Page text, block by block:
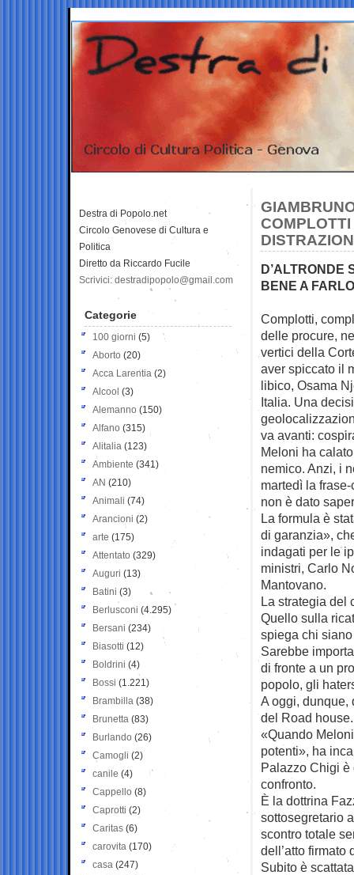
D’ALTRONDE
BENE A FARLO
Complotti,
delle procure,
vertici della
aver spiccato il
libico, Osama
Italia. Una
va avanti:
Meloni ha
nemico. Anzi, i
martedì la
non è dato
La formula è
di garanzia»,
indagati per le
ministri, Carlo
Mantovano.
La strategia del
Quello sulla
spiega chi
Sarebbe
di fronte a un
popolo, gli
A oggi, dunque,
del Road
«Quando
potenti», ha
Palazzo Chigi è
confronto.
È la dottrina
sottosegretario
scontro totale
dell’atto firmato
Subito è
Destra di Popolo.net
Circolo Genovese di Cultura e
Politica
Diretto da Riccardo Fucile
Scrivici: destradipopolo@gmail.com
Categorie
100 giorni (5)
Aborto (20)
Acca Larentia (2)
Alcool (3)
Alemanno (150)
Alfano (315)
Alitalia (123)
Ambiente (341)
AN (210)
Animali (74)
Arancioni (2)
arte (175)
Attentato (329)
Auguri (13)
Batini (3)
Berlusconi (4.295)
Bersani (234)
Biasotti (12)
Boldrini (4)
Bossi (1.221)
Brambilla (38)
Brunetta (83)
Burlando (26)
Camogli (2)
canile (4)
Cappello (8)
Caprotti (2)
Caritas (6)
carovita (170)
casa (247)